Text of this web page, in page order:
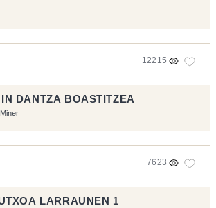
12215
DANTZA BOASTITZEA
7623
LARRAUNEN 1